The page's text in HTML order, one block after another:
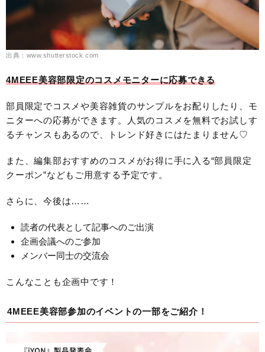
出典：www.shutterstock.com
4MEEE美容部限定のコスメモニターに応募できる
部員限定でコスメや美容雑貨のサンプルをお配りしたり、モ
ニターへの応募ができます。人気のコスメを無料でお試しす
るチャンスもあるので、トレンド好きにはたまりません♡
また、編集部おすすめのコスメがお得に手に入る“部員限定
クーポン”などもご用意する予定です。
さらに、今後は……
読者の代表として記事へのご出演
企画会議へのご参加
メンバー同士の交流会
こんなことも企画中です！
4MEEE美容部参加のイベントの一部をご紹介！